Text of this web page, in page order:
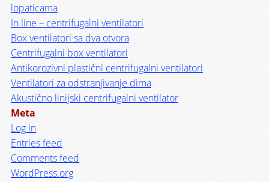
lopaticama
In line – centrifugalni ventilatori
Box ventilatori sa dva otvora
Centrifugalni box ventilatori
Antikorozivni plastični centrifugalni ventilatori
Ventilatori za odstranjivanje dima
Akustično linijski centrifugalni ventilator
Meta
Log in
Entries feed
Comments feed
WordPress.org